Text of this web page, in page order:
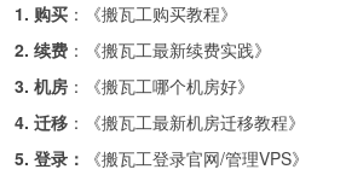
1. 购买 ：《搬瓦工购买教程》
2. 续费 ：《搬瓦工最新续费实践》
3. 机房 ：《搬瓦工哪个机房好》
4. 迁移 ：《搬瓦工最新机房迁移教程》
5. 登录：
《搬瓦工登录官网/管理VPS》